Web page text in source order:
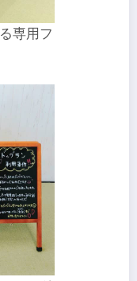
専用フ